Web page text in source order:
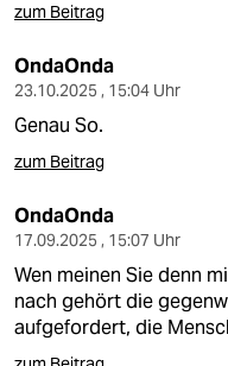
zum Beitrag
OndaOnda
23.10.2025 , 15:04 Uhr
Genau So.
zum Beitrag
OndaOnda
17.09.2025 , 15:07 Uhr
Wen meinen Sie denn
nach gehört die
aufgefordert, die